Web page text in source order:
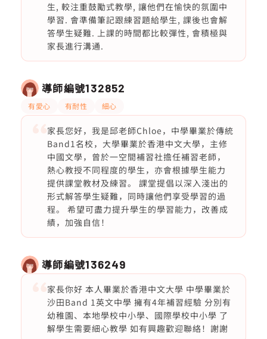
生, 較注重鼓勵式教學, 讓他們在愉快的氛圍中
學習. 會準備筆記跟練習題給學生, 課後也會解
答學生疑難. 上課的時間都比較彈性, 會積極與
家長進行溝通.
導師編號132852
有愛心 有耐性 細心
家長您好，我是邱老師Chloe，中學畢業於傳統
Band1名校，大學畢業於香港中文大學，主修
中國文學，曾於一空間補習社擔任補習老師，
熱心教授不同程度的學生，亦會根據學生能力
提供課堂教材及練習。 課堂提倡以深入淺出的
形式解答學生疑難，同時讓他們享受學習的過
程。 希望可盡力提升學生的學習能力，改善成
績，加強自信！
導師編號136249
家長你好 本人畢業於香港中文大學 中學畢業於
沙田Band 1英文中學 擁有4年補習經驗 分別有
幼稚園、本地學校中小學、國際學校中小學 了
解學生需要細心教學 如有興趣歡迎聯絡！謝謝